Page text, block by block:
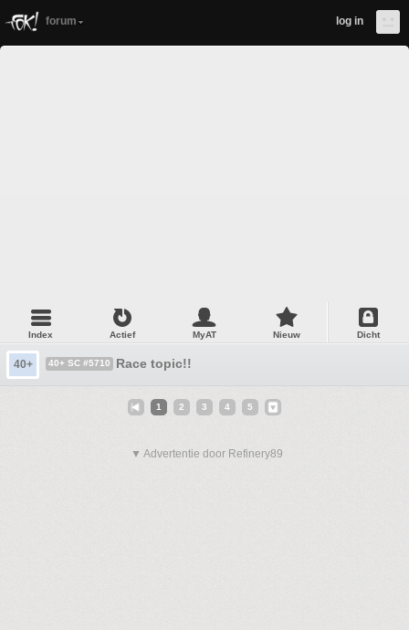
forum log in
Index Actief MyAT Nieuw Dicht
40+ 40+ SC #5710 Race topic!!
1 2 3 4 5
▼ Advertentie door Refinery89